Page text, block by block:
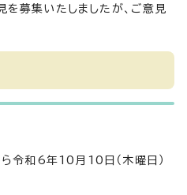
を募集いたしましたが、ご意見
令和6年10月10日（木曜日）